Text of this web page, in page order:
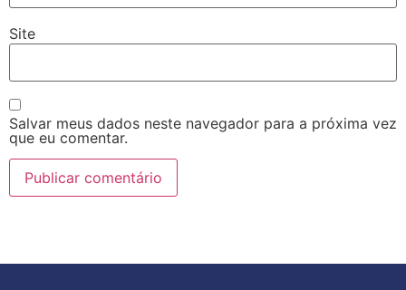
Site
Salvar meus dados neste navegador para a próxima vez
que eu comentar.